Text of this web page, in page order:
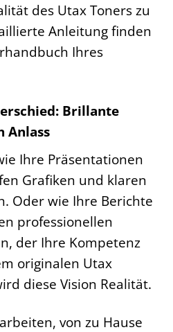
des Utax Toners zu
Anleitung finden
Ihres
Brillante
Anlass
Ihre Präsentationen
Grafiken und klaren
Oder wie Ihre Berichte
professionellen
der Ihre Kompetenz
originalen Utax
diese Vision Realität.
von zu Hause